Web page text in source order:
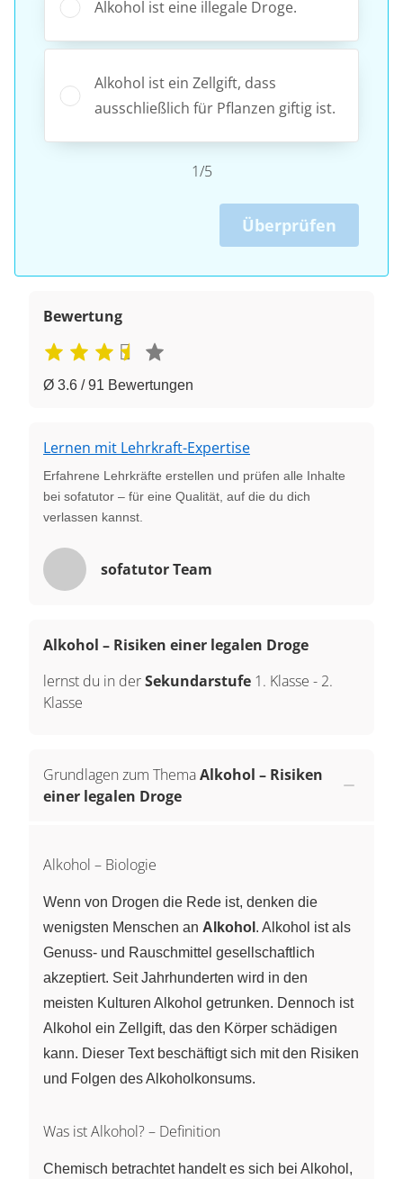
Alkohol ist eine illegale Droge.
Alkohol ist ein Zellgift, dass
ausschließlich für Pflanzen giftig ist.
1/5
Überprüfen
Bewertung
Ø 3.6 / 91 Bewertungen
Lernen mit Lehrkraft-Expertise
Erfahrene Lehrkräfte erstellen und prüfen alle Inhalte
bei sofatutor – für eine Qualität, auf die du dich
verlassen kannst.
sofatutor Team
Alkohol – Risiken einer legalen Droge
lernst du in derSekundarstufe 1. Klasse - 2.
Klasse
Grundlagen zum ThemaAlkohol – Risiken
einer legalen Droge
Alkohol – Biologie
Wenn von Drogen die Rede ist, denken die
wenigsten Menschen an Alkohol . Alkohol ist als
Genuss- und Rauschmittel gesellschaftlich
akzeptiert. Seit Jahrhunderten wird in den
meisten Kulturen Alkohol getrunken. Dennoch ist
Alkohol ein Zellgift, das den Körper schädigen
kann. Dieser Text beschäftigt sich mit den Risiken
und Folgen des Alkoholkonsums.
Was ist Alkohol? – Definition
Chemisch betrachtet handelt es sich bei Alkohol,